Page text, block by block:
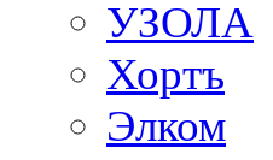
УЗОЛА
Хортъ
Элком